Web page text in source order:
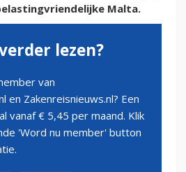
Malta.
lezen?
van
en Zakenreisnieuws.nl? Een
vanaf € 5,45 per maand. Klik
'Word nu member' button